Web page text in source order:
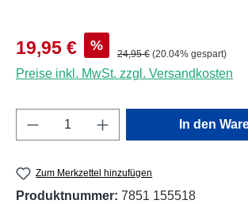
19,95 € %
24,95 € (20.04% gespart)
Preise inkl. MwSt. zzgl. Versandkosten
Produkt Anzahl: Gib den
In den
Zum Merkzettel hinzufügen
Produktnummer: 7851 155518